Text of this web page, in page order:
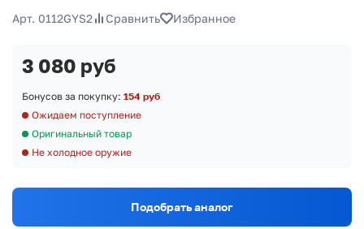
Арт. 0112GYS2 Сравнить Избранное
3 080 руб
Бонусов за покупку: 154 руб
Ожидаем поступление
Оригинальный товар
Не холодное оружие
Подобрать аналог